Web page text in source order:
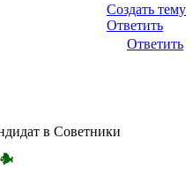
Создать тему
Ответить
Ответить
в Советники